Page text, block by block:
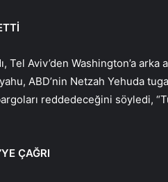
Tel Aviv’den Washington’a
ABD’nin Netzah Yehuda
reddedeceğini söyledi,
ÇAĞRI